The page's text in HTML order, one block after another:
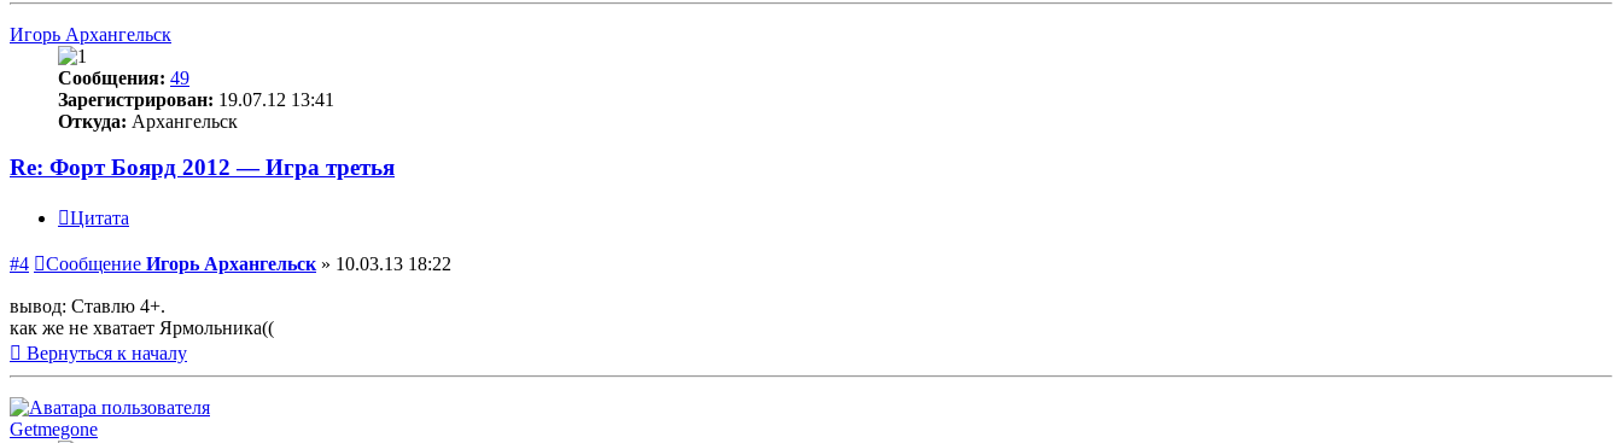
Игорь Архангельск
Сообщения: 49
Зарегистрирован: 19.07.12 13:41
Откуда: Архангельск
Re: Форт Боярд 2012 — Игра третья
Цитата
#4 Сообщение Игорь Архангельск » 10.03.13 18:22
вывод: Ставлю 4+.
как же не хватает Ярмольника((
Вернуться к началу
Getmegone